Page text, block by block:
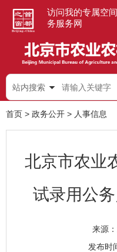
访问我的专属空
务服务网
站内搜索
首页 > 政务公开 > 人事信息
北京市农业
试录用公
来源：
发布时